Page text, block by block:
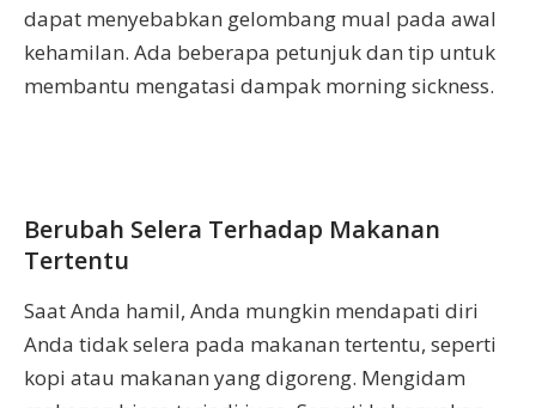
dapat menyebabkan gelombang mual pada awal
kehamilan. Ada beberapa petunjuk dan tip untuk
membantu mengatasi dampak morning sickness.
Berubah Selera Terhadap Makanan
Tertentu
Saat Anda hamil, Anda mungkin mendapati diri
Anda tidak selera pada makanan tertentu, seperti
kopi atau makanan yang digoreng. Mengidam